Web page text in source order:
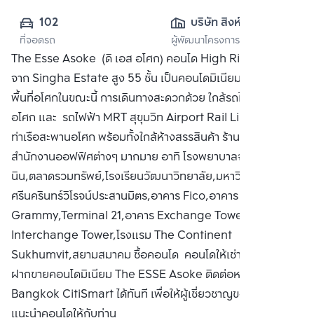
102
ที่จอดรถ
บริษัท สิงห์ เอสเตท
จำกัด (มหาชน)
ผู้พัฒนาโครงการ
The Esse Asoke (ดิ เอส อโศก) คอนโด High Rise ตัวแรก
จาก Singha Estate สูง 55 ชั้น เป็นคอนโดมิเนียมที่สูงที่สุดบน
พื้นที่อโศกในขณะนี้ การเดินทางสะดวกด้วย ใกล้รถไฟฟ้า BTS
อโศก และ  รถไฟฟ้า MRT สุขุมวิท Airport Rail Link มักกะสัน
ท่าเรือสะพานอโศก พร้อมทั้งใกล้ห้างสรรสินค้า ร้านอาหาร
สำนักงานออฟฟิศต่างๆ มากมาย อาทิ โรงพยาบาลจักษุรัต
นิน,ตลาดรวมทรัพย์,โรงเรียนวัฒนาวิทยาลัย,มหาวิทยาลัย
ศรีนครินทร์วิโรจน์ประสานมิตร,อาคาร Fico,อาคาร GMM
Grammy,Terminal 21,อาคาร Exchange Tower,อาคาร
Interchange Tower,โรงแรม The Continent
Sukhumvit,สยามสมาคม ซื้อคอนโด คอนโดให้เช่า พร้อมทั้ง
ฝากขายคอนโดมิเนียม The ESSE Asoke ติดต่อหาเรา
Bangkok CitiSmart ได้ทันที เพื่อให้ผู้เชี่ยวชาญของเราได้
แนะนำคอนโดให้กับท่าน